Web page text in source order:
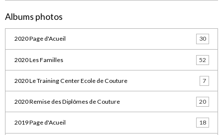
Albums photos
2020 Page d'Acueil 30
2020 Les Familles 52
2020 Le Training Center Ecole de Couture 7
2020 Remise des Diplômes de Couture 20
2019 Page d'Acueil 18